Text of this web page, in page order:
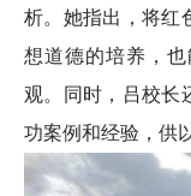
析。她指出，将红
想道德的培养，
观。同时，吕校长
功案例和经验，供